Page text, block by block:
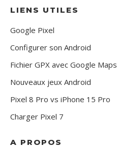
LIENS UTILES
Google Pixel
Configurer son Android
Fichier GPX avec Google Maps
Nouveaux jeux Android
Pixel 8 Pro vs iPhone 15 Pro
Charger Pixel 7
A PROPOS